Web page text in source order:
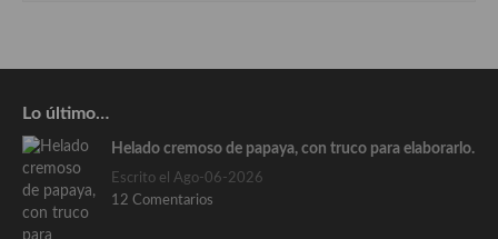
Lo último…
Helado cremoso de papaya, con truco para elaborarlo.
Escrito el Ago-06-2026
12 Comentarios